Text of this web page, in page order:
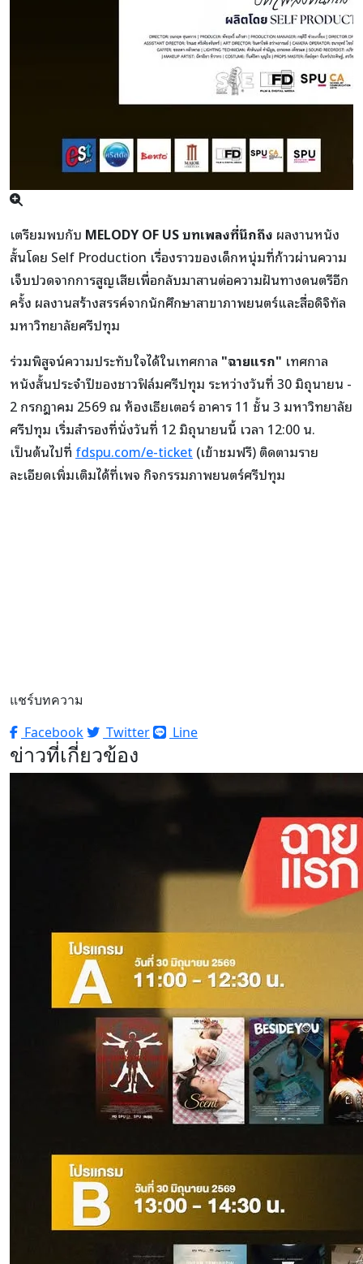
เตรียมพบกับ MELODY OF US บทเพลงที่นึกถึง ผลงานหนัง
สั้นโดย Self Production เรื่องราวของเด็กหนุ่มที่ก้าวผ่านความ
เจ็บปวดจากการสูญเสียเพื่อกลับมาสานต่อความฝันทางดนตรีอีก
ครั้ง ผลงานสร้างสรรค์จากนักศึกษาสาขาภาพยนตร์และสื่อดิจิทัล
มหาวิทยาลัยศรีปทุม
ร่วมพิสูจน์ความประทับใจได้ในเทศกาล "ฉายแรก" เทศกาล
หนังสั้นประจำปีของชาวฟิล์มศรีปทุม ระหว่างวันที่ 30 มิถุนายน -
2 กรกฎาคม 2569 ณ ห้องเธียเตอร์ อาคาร 11 ชั้น 3 มหาวิทยาลัย
ศรีปทุม เริ่มสำรองที่นั่งวันที่ 12 มิถุนายนนี้ เวลา 12:00 น.
เป็นต้นไปที่ fdspu.com/e-ticket (เข้าชมฟรี) ติดตามราย
ละเอียดเพิ่มเติมได้ที่เพจ กิจกรรมภาพยนตร์ศรีปทุม
แชร์บทความ
Facebook
Twitter Line
ข่าวที่เกี่ยวข้อง